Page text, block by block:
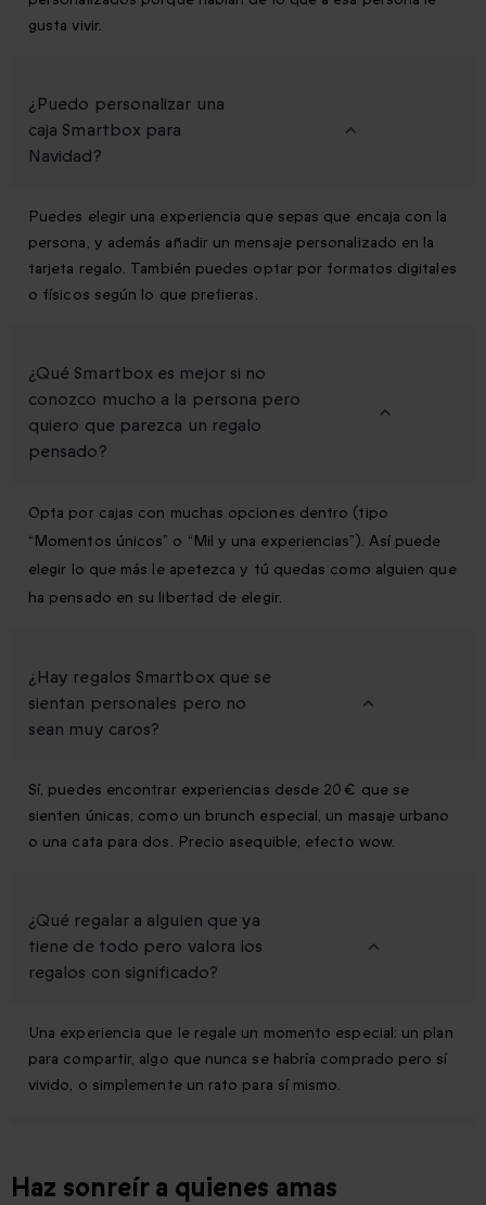
gusta vivir.
¿Puedo personalizar una
caja Smartbox para
Navidad?
Puedes elegir una experiencia que sepas que encaja con la
persona, y además añadir un mensaje personalizado en la
tarjeta regalo. También puedes optar por formatos digitales
o físicos según lo que prefieras.
¿Qué Smartbox es mejor si no
conozco mucho a la persona pero
quiero que parezca un regalo
pensado?
Opta por cajas con muchas opciones dentro (tipo
“Momentos únicos” o “Mil y una experiencias”). Así puede
elegir lo que más le apetezca y tú quedas como alguien que
ha pensado en su libertad de elegir.
¿Hay regalos Smartbox que se
sientan personales pero no
sean muy caros?
Sí, puedes encontrar experiencias desde 20 € que se
sienten únicas, como un brunch especial, un masaje urbano
o una cata para dos. Precio asequible, efecto wow.
¿Qué regalar a alguien que ya
tiene de todo pero valora los
regalos con significado?
Una experiencia que le regale un momento especial: un plan
para compartir, algo que nunca se habría comprado pero sí
vivido, o simplemente un rato para sí mismo.
Haz sonreír a quienes amas